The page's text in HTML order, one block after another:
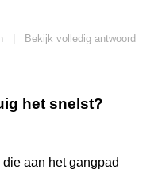
Bekijk volledig antwoord
het snelst?
aan het gangpad